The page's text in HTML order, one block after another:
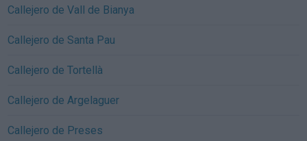
Callejero de Vall de Bianya
Callejero de Santa Pau
Callejero de Tortellà
Callejero de Argelaguer
Callejero de Preses